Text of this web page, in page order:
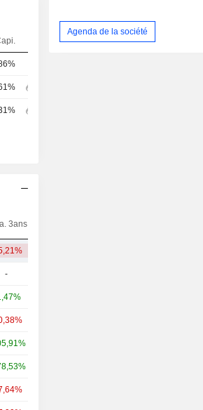
3ans
-
Agenda de la société